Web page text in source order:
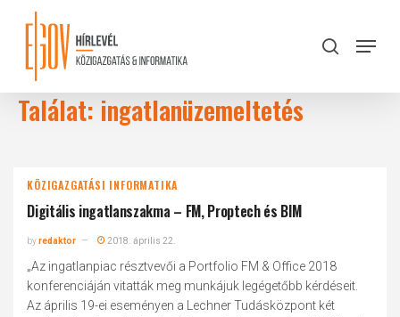
content
search
Menu
Találat: ingatlanüzemeltetés
KÖZIGAZGATÁSI INFORMATIKA
Digitális ingatlanszakma – FM, Proptech és BIM
byredaktor 2018. április 22.
„Az ingatlanpiac résztvevői a Portfolio FM & Office 2018
konferenciáján vitatták meg munkájuk legégetőbb kérdéseit.
Az április 19-ei eseményen a Lechner Tudásközpont két
Close